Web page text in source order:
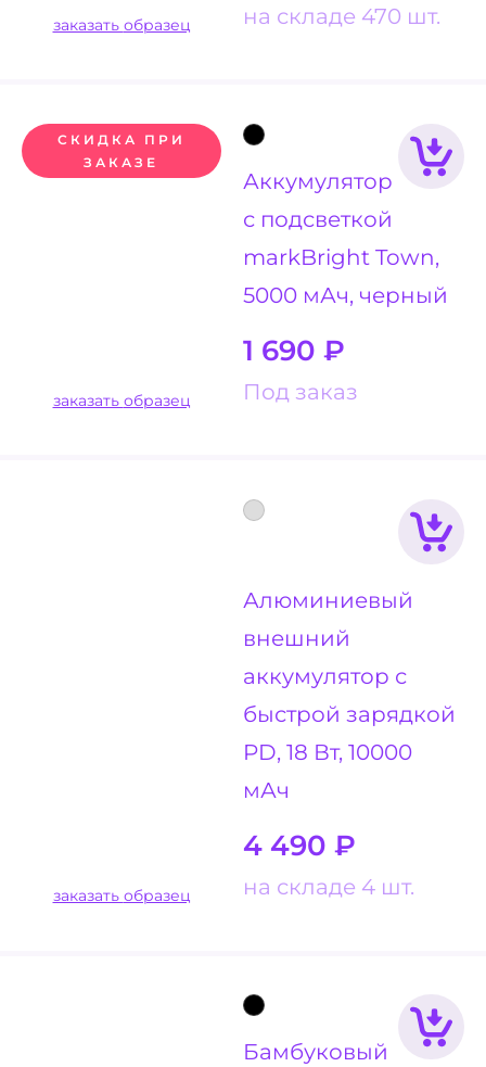
на складе 470 шт.
заказать образец
СКИДКА ПРИ
ЗАКАЗЕ
Аккумулятор
с подсветкой
markBright Town,
5000 мАч, черный
1 690 ₽
Под заказ
заказать образец
Алюминиевый
внешний
аккумулятор с
быстрой зарядкой
PD, 18 Вт, 10000
мАч
4 490 ₽
на складе 4 шт.
заказать образец
Бамбуковый